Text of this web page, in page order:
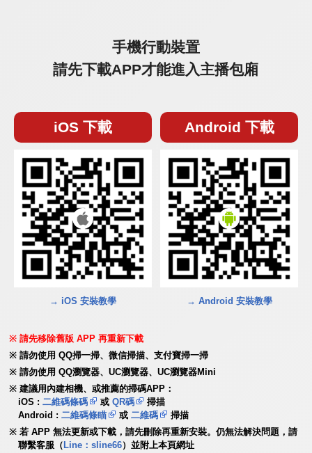
手機行動裝置
請先下載APP才能進入主播包廂
iOS 下載
→ iOS 安裝教學
Android 下載
→ Android 安裝教學
請先移除舊版 APP 再重新下載
請勿使用 QQ掃一掃、微信掃描、支付寶掃一掃
請勿使用 QQ瀏覽器、UC瀏覽器、UC瀏覽器Mini
建議用內建相機、或推薦的掃碼APP：
iOS :二維碼條碼 或QR碼
掃描
Android :二維碼條瞄 或二維碼
掃描
若 APP 無法更新或下載，請先刪除再重新安裝。仍無法解決問題，請
聯繫客服（ Line：sline66）並附上本頁網址